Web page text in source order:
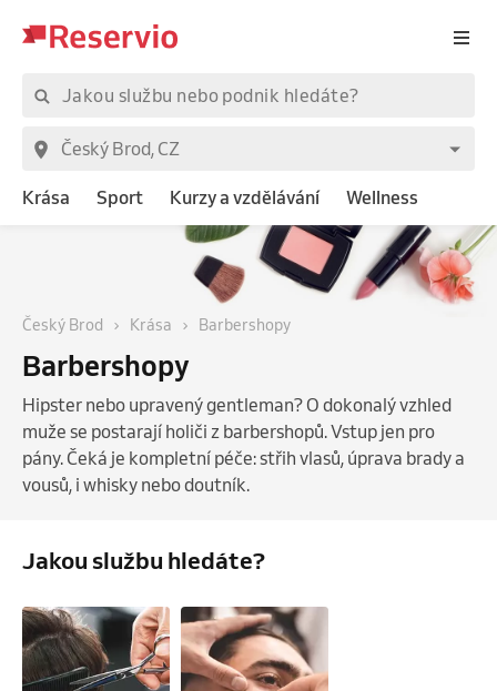
Krása Sport Kurzy a vzdělávání Wellness
Český Brod Krása Barbershopy
Barbershopy
Hipster nebo upravený gentleman? O dokonalý vzhled
muže se postarají holiči z barbershopů. Vstup jen pro
pány. Čeká je kompletní péče: střih vlasů, úprava brady a
vousů, i whisky nebo doutník.
Jakou službu hledáte?